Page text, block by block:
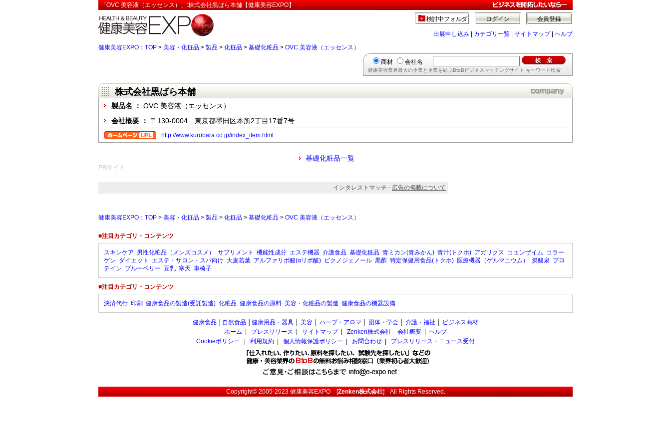
「OVC 美容液（エッセンス）」:株式会社黒ばら本舗【健康美容EXPO】
会員登録
ログイン
検討中フォルダ
出展申し込み カテゴリ一覧 サイトマップ| ヘルプ
健康美容EXPO：TOP > 美容・化粧品 > 製品 > 化粧品 > 基礎化粧品 > OVC 美容液（エッセンス）
商材 会社名
健康美容業界最大の企業と企業を結ぶBtoBビジネスマッチングサイト キーワード検索
株式会社黒ばら本舗
製品名 ： OVC 美容液（エッセンス）
会社概要 ： 〒130-0004 東京都墨田区本所2丁目17番7号
http://www.kurobara.co.jp/index_item.html
基礎化粧品一覧
PRサイト
インタレストマッチ - 広告の掲載について
健康美容EXPO：TOP > 美容・化粧品 > 製品 > 化粧品 > 基礎化粧品 > OVC 美容液（エッセンス）
■注目カテゴリ・コンテンツ
スキンケア 男性化粧品（メンズコスメ） サプリメント 機能性成分 エステ機器 介護食品 基礎化粧品 青ミカン(青みかん) 青汁(トクホ) アガリクス コエンザイム コラー
ゲン ダイエット エステ・サロン・スパ向け 大麦若葉 アルファリポ酸(αリポ酸) ピクノジェノール 黒酢 特定保健用食品(トクホ) 医療機器（ゲルマニウム） 炭酸泉 プロ
テイン ブルーベリー 豆乳 寒天 車椅子
■注目カテゴリ・コンテンツ
決済代行 印刷 健康食品の製造(受託製造) 化粧品 健康食品の原料 美容・化粧品の製造 健康食品の機器設備
健康食品 自然食品 健康用品・器具 美容 ハーブ・アロマ 団体・学会 介護・福祉
ビジネス商材
ホーム
プレスリリース サイトマップ| Zenken株式会社 会社概要
ヘルプ
Cookieポリシー
利用規約 個人情報保護ポリシー お問合わせ プレスリリース・ニュース受付
Copyright© 2005-2023健康美容EXPO[Zenken株式会社] All Rights Reserved.